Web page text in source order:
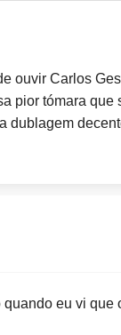
ouvir Carlos
pior tómara
dublagem
quando eu vi que